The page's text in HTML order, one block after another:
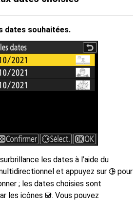
dates souhaitées.
les dates à l’aide du
et appuyez sur 2 pour
; les dates choisies sont
les icônes M. Vous pouvez